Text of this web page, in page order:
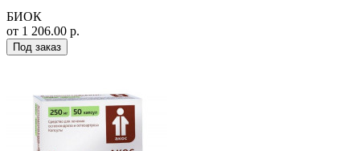
БИОК
от 1 206.00 р.
Под заказ